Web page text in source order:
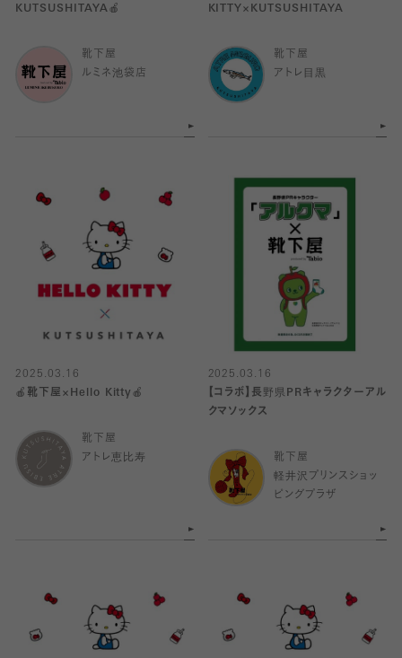
KUTSUSHITAYA🍎
靴下屋
ルミネ池袋店
KITTY×KUTSUSHITAYA
靴下屋
アトレ目黒
2025.03.16
🍎靴下屋×Hello Kitty🍎
靴下屋
アトレ恵比寿
2025.03.16
【コラボ】長野県PRキャラクターアル
クマソックス
靴下屋
軽井沢プリンスショッ
ピングプラザ